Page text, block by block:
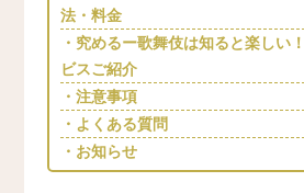
法・料金
・究めるー歌舞伎は知ると楽しい
ビスご紹介
・注意事項
・よくある質問
・お知らせ